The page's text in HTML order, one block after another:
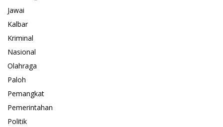
Jawai
Kalbar
Kriminal
Nasional
Olahraga
Paloh
Pemangkat
Pemerintahan
Politik